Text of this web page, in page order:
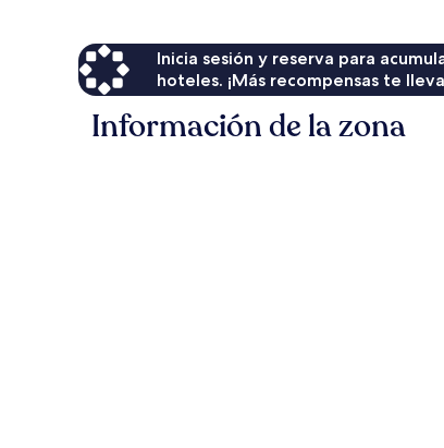
Inicia sesión y reserva para
hoteles. ¡Más recompensas te
Información de la zona